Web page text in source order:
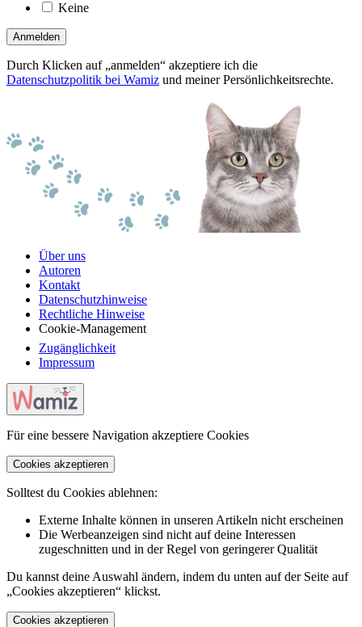
Keine
Anmelden
Durch Klicken auf „anmelden“ akzeptiere ich die
Datenschutzpolitik bei Wamiz und meiner Persönlichkeitsrechte.
Über uns
Autoren
Kontakt
Datenschutzhinweise
Rechtliche Hinweise
Cookie-Management
Zugänglichkeit
Impressum
Für eine bessere Navigation akzeptiere Cookies
Cookies akzeptieren
Solltest du Cookies ablehnen:
Externe Inhalte können in unseren Artikeln nicht erscheinen
Die Werbeanzeigen sind nicht auf deine Interessen
zugeschnitten und in der Regel von geringerer Qualität
Du kannst deine Auswahl ändern, indem du unten auf der Seite auf
„Cookies akzeptieren“ klickst.
Cookies akzeptieren